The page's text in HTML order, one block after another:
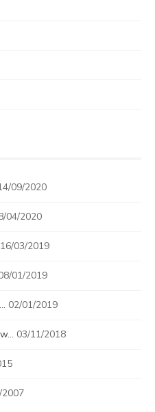
09/2020
04/2020
16/03/2019
01/2019
02/01/2019
03/11/2018